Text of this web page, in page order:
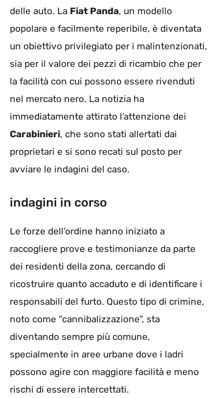
delle auto. La Fiat Panda, un modello
popolare e facilmente reperibile, è diventata
un obiettivo privilegiato per i malintenzionati,
sia per il valore dei pezzi di ricambio che per
la facilità con cui possono essere rivenduti
nel mercato nero. La notizia ha
immediatamente attirato l’attenzione dei
Carabinieri, che sono stati allertati dai
proprietari e si sono recati sul posto per
avviare le indagini del caso.
indagini in corso
Le forze dell’ordine hanno iniziato a
raccogliere prove e testimonianze da parte
dei residenti della zona, cercando di
ricostruire quanto accaduto e di identificare i
responsabili del furto. Questo tipo di crimine,
noto come “cannibalizzazione”, sta
diventando sempre più comune,
specialmente in aree urbane dove i ladri
possono agire con maggiore facilità e meno
rischi di essere intercettati.